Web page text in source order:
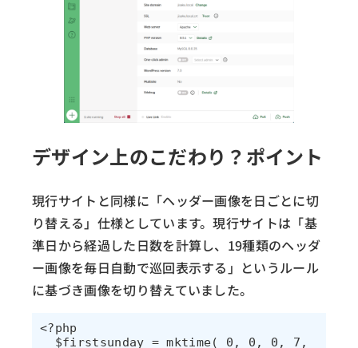
デザイン上のこだわり？ポイント
現行サイトと同様に「ヘッダー画像を日ごとに切
り替える」仕様としています。現行サイトは「基
準日から経過した日数を計算し、19種類のヘッダ
ー画像を毎日自動で巡回表示する」というルール
に基づき画像を切り替えていました。
<?php